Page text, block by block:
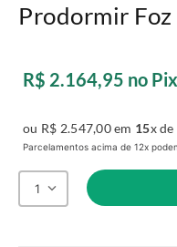
Prodormir Foz
R$ 2.164,95 no Pix
ou R$ 2.547,00em 15x de
Parcelamentos acima de 12x
1